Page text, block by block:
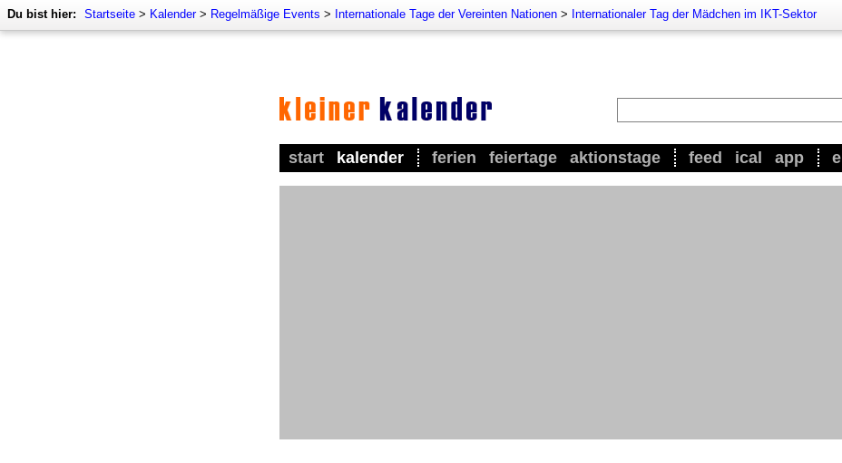
Du bist hier: Startseite > Kalender> Regelmäßige Events > Internationale Tage der Vereinten Nationen > Internationaler Tag der Mädchen im IKT-Sektor
start kalender ferien feiertage aktionstage feed ical app